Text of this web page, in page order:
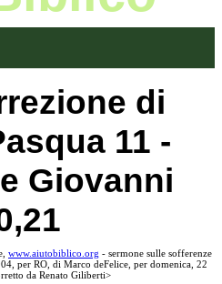
di
11 -
Giovanni
www.aiutobiblico.org - sermone sulle sofferenze
per RO, di Marco deFelice, per domenica, 22
da Renato Giliberti>